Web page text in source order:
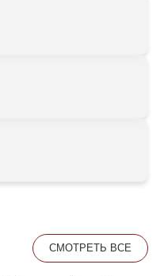
СМОТРЕТЬ ВСЕ